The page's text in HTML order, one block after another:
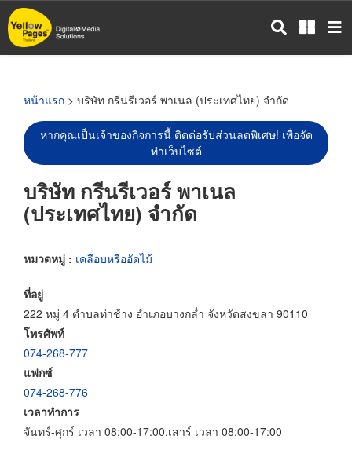
ข้าม
ไป
หน้าแรก > บริษัท กรีนรีเวอร์ พาเนล (ประเทศไทย) จำกัด
หากคุณเป็นเจ้าของกิจการนี้ ติดต่อรับส่วนลดพิเศษ! เพื่อจัด
ทำเว็บไซต์
บริษัท กรีนรีเวอร์ พาเนล
(ประเทศไทย) จำกัด
หมวดหมู่ : เคลือบหรืออัดไม้
ที่อยู่
222 หมู่ 4 ตำบลท่าช้าง อำเภอบางกล่ำ จังหวัดสงขลา 90110
โทรศัพท์
074-268-777
แฟกซ์
074-268-776
เวลาทำการ
จันทร์-ศุกร์ เวลา 08:00-17:00,เสาร์ เวลา 08:00-17:00